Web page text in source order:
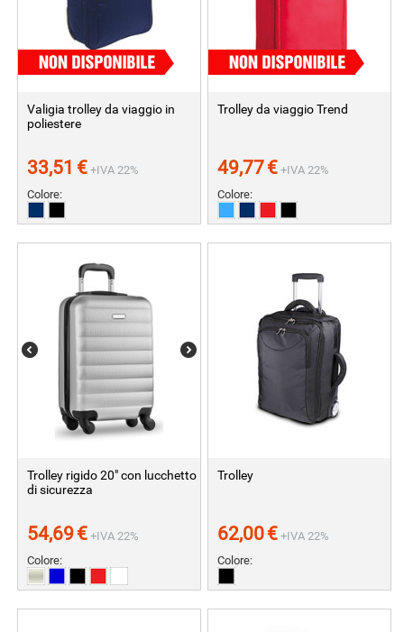
Valigia trolley da viaggio in
poliestere
33,51 € +IVA 22%
Colore:
Trolley da viaggio Trend
49,77€ +IVA 22%
Colore:
Trolley rigido 20" con lucchetto
di sicurezza
54,69€ +IVA 22%
Colore:
Trolley
62,00€ +IVA 22%
Colore: